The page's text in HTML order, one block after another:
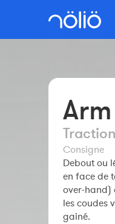
Clubs
Sportifs
Formation
Masterclass
Maîtriser Nolio
Webinaires
Comprendre
Consigne
Debout ou
en face de
over-hand)
les coudes
gainé.